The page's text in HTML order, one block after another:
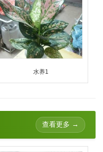
水养1
查看更多 →